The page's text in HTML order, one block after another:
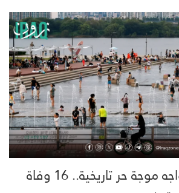
كوريا الجنوبية تواجه موجة حر تاريخية.. 16 وفاة